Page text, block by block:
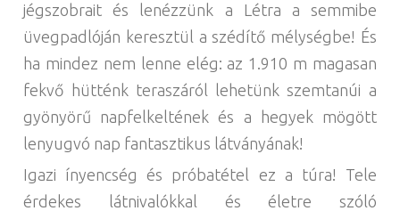
jégszobrait és lenézzünk a Létra a semmibe
üvegpadlóján keresztül a szédítő mélységbe! És
ha mindez nem lenne elég: az 1.910 m magasan
fekvő hütténk teraszáról lehetünk szemtanúi a
gyönyörű napfelkeltének és a hegyek mögött
lenyugvó nap fantasztikus látványának!
Igazi ínyencség és próbatétel ez a túra! Tele
érdekes látnivalókkal és életre szóló